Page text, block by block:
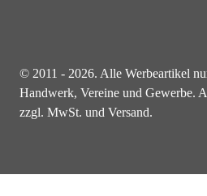
© 2011 - 2026. Alle Werbeartikel
Handwerk, Vereine und Gewerbe.
zzgl. MwSt. und Versand.